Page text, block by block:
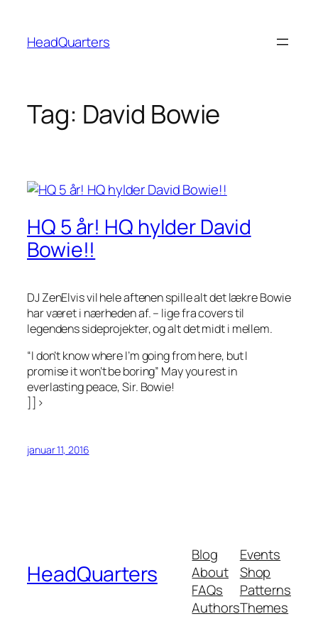
indhold
HeadQuarters
Tag: David Bowie
HQ 5 år! HQ hylder David
Bowie!!
DJ ZenElvis vil hele aftenen spille alt det lækre Bowie
har været i nærheden af. – lige fra covers til
legendens sideprojekter, og alt det midt i mellem.
“I don’t know where I’m going from here, but I
promise it won’t be boring” May you rest in
everlasting peace, Sir. Bowie!
]]>
januar 11, 2016
HeadQuarters
Blog
About
FAQs
Authors
Events
Shop
Patterns
Themes